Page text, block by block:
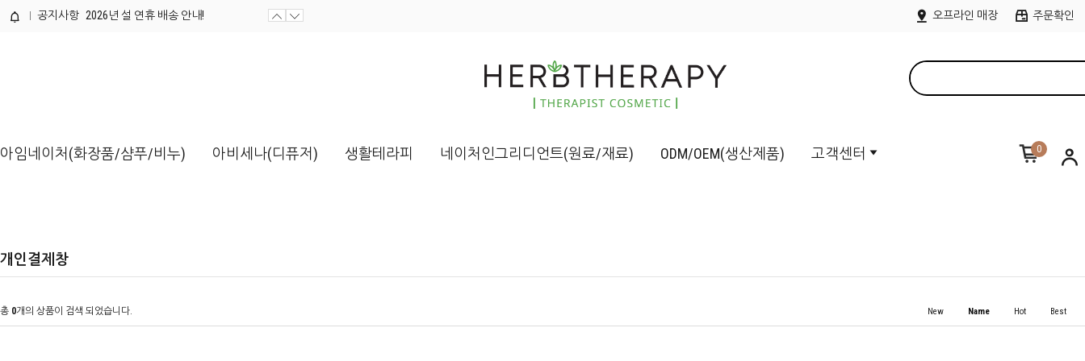
공지사항 2026년 설 연휴 배송 안내!
오프라인 매장 주문확인
아임네이처(화장품/샴푸/비누) 아비세나(디퓨저) 생활테라피 네이처인그리디언트(원료/재료) ODM/OEM(생산제품) 고객센터 0
개인결제창
총 0개의 상품이 검색 되었습니다. New Name Hot Best